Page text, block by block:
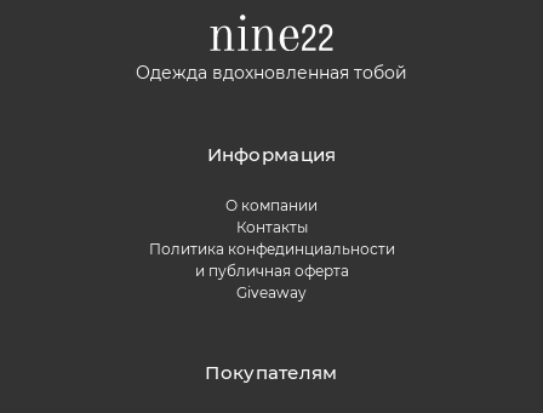
Одежда вдохновленная тобой
Информация
О компании
Контакты
Политика конфединциальности
и публичная оферта
Giveaway
Покупателям